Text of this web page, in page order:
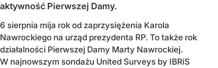
aktywność Pierwszej Damy.
6 sierpnia mija rok od zaprzysiężenia Karola
Nawrockiego na urząd prezydenta RP. To także rok
działalności Pierwszej Damy Marty Nawrockiej.
W najnowszym sondażu United Surveys by IBRiS